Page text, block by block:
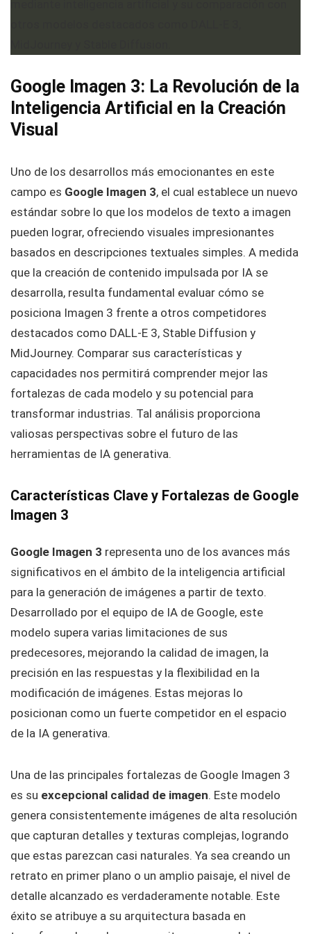
Google Imagen 3: La Revolución de la
Inteligencia Artificial en la Creación
Visual
Uno de los desarrollos más emocionantes en este
campo es Google Imagen 3, el cual establece un nuevo
estándar sobre lo que los modelos de texto a imagen
pueden lograr, ofreciendo visuales impresionantes
basados en descripciones textuales simples. A medida
que la creación de contenido impulsada por IA se
desarrolla, resulta fundamental evaluar cómo se
posiciona Imagen 3 frente a otros competidores
destacados como DALL-E 3, Stable Diffusion y
MidJourney. Comparar sus características y
capacidades nos permitirá comprender mejor las
fortalezas de cada modelo y su potencial para
transformar industrias. Tal análisis proporciona
valiosas perspectivas sobre el futuro de las
herramientas de IA generativa.
Características Clave y Fortalezas de Google
Imagen 3
Google Imagen 3 representa uno de los avances más
significativos en el ámbito de la inteligencia artificial
para la generación de imágenes a partir de texto.
Desarrollado por el equipo de IA de Google, este
modelo supera varias limitaciones de sus
predecesores, mejorando la calidad de imagen, la
precisión en las respuestas y la flexibilidad en la
modificación de imágenes. Estas mejoras lo
posicionan como un fuerte competidor en el espacio
de la IA generativa.
Una de las principales fortalezas de Google Imagen 3
es su excepcional calidad de imagen. Este modelo
genera consistentemente imágenes de alta resolución
que capturan detalles y texturas complejas, logrando
que estas parezcan casi naturales. Ya sea creando un
retrato en primer plano o un amplio paisaje, el nivel de
detalle alcanzado es verdaderamente notable. Este
éxito se atribuye a su arquitectura basada en